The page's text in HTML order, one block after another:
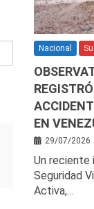
Nacional
EN
29/07/2026
Un reciente
Seguridad
Activa,…